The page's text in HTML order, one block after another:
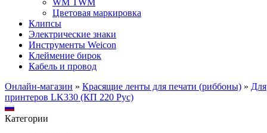
WM TWM
Цветовая маркировка
Клипсы
Электрические знаки
Инструменты Weicon
Клеймение бирок
Кабель и провод
Онлайн-магазин » Красящие ленты для печати (риббоны) » Для
принтеров LK330 (КП 220 Рус)
Категории